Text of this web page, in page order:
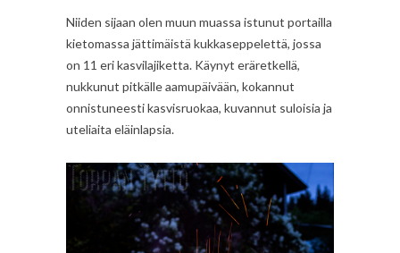
Niiden sijaan olen muun muassa istunut portailla
kietomassa jättimäistä kukkaseppelettä, jossa
on 11 eri kasvilajiketta. Käynyt eräretkellä,
nukkunut pitkälle aamupäivään, kokannut
onnistuneesti kasvisruokaa, kuvannut suloisia ja
uteliaita eläinlapsia.